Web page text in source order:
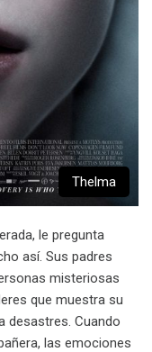
Thelma
le pregunta
así. Sus padres
misteriosas
que muestra su
desastres. Cuando
las emociones